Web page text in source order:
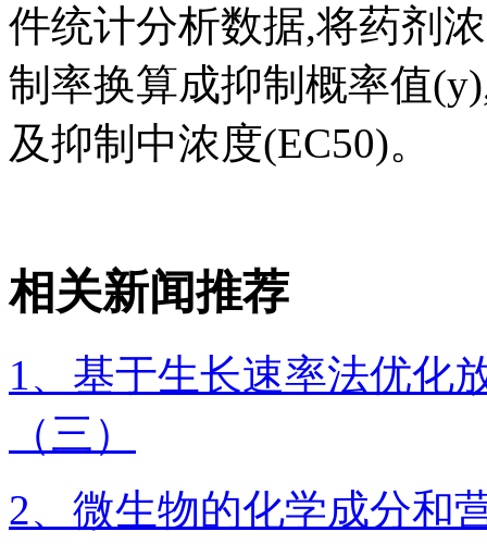
件统计分析数据,将药剂
制率换算成抑制概率值
及抑制中浓度(EC50)。
相关新闻推荐
1、基于生长速率法优化
（三）
2、微生物的化学成分和